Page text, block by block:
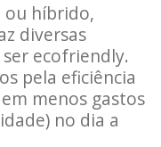
híbrido,
diversas
ecofriendly.
pela eficiência
menos gastos
no dia a